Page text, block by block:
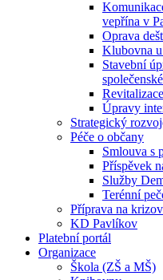
vepřína v
Oprava
Klubovna
Stavební
Úpravy
Strategický
Péče o občany
Smlouva s
Příspěvek
Služby
Terénní
Příprava na
KD Pavlíkov
Platební portál
Organizace
Škola (ZŠ a MŠ)